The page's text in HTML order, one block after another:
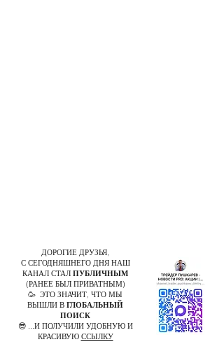
ДОРОГИЕ ДРУЗЬЯ,
С СЕГОДНЯШНЕГО ДНЯ НАШ
КАНАЛ СТАЛ ПУБЛИЧНЫМ
(РАНЕЕ БЫЛ ПРИВАТНЫМ)
🥳 ЭТО ЗНАЧИТ, ЧТО МЫ
ВЫШЛИ В ГЛОБАЛЬНЫЙ
ПОИСК
😎 ...И ПОЛУЧИЛИ УДОБНУЮ И
КРАСИВУЮ ССЫЛКУ